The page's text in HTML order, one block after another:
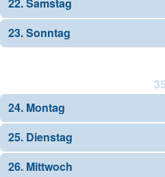
23. Sonntag
35
24. Montag
25. Dienstag
26. Mittwoch